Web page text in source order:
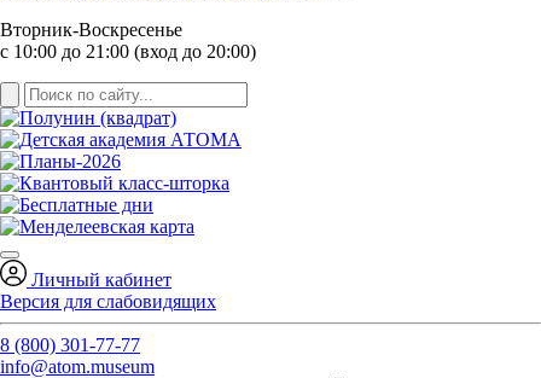
Вторник-Воскресенье
с 10:00 до 21:00 (вход до 20:00)
Личный кабинет
Версия для слабовидящих
8 (800) 301-77-77
info@atom.museum